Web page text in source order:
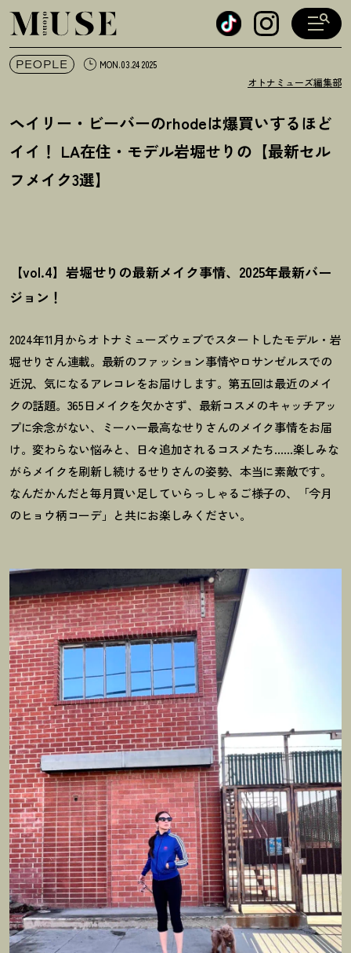
オトナミューズ ウェブ
PEOPLE MON.03.24 2025
オトナミューズ編集部
ヘイリー・ビーバーのrhodeは爆買いするほど
イイ ！ LA在住・モデル岩堀せりの【最新セル
フメイク3選】
【vol.4】岩堀せりの最新メイク事情、2025年最新バー
ジョン ！
2024年11月からオトナミューズウェブでスタートしたモデル・岩
堀せりさん連載。最新のファッション事情やロサンゼルスでの
近況、気になるアレコレをお届けします。第五回は最近のメイ
クの話題。365日メイクを欠かさず、最新コスメのキャッチアッ
プに余念がない、ミーハー最高なせりさんのメイク事情をお届
け。変わらない悩みと、日々追加されるコスメたち……楽しみな
がらメイクを刷新し続けるせりさんの姿勢、本当に素敵です。
なんだかんだと毎月買い足していらっしゃるご様子の、「今月
のヒョウ柄コーデ」と共にお楽しみください。